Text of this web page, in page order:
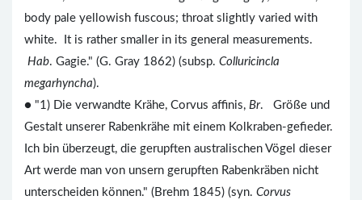
body pale yellowish fuscous; throat slightly varied with
white. It is rather smaller in its general measurements.
Hab. Gagie." (G. Gray 1862) (subsp. Colluricincla
megarhyncha).
● "1) Die verwandte Krähe, Corvus affinis, Br. Größe und
Gestalt unserer Rabenkrähe mit einem Kolkraben-gefieder.
Ich bin überzeugt, die gerupften australischen Vögel dieser
Art werde man von unsern gerupften Rabenkräben nicht
unterscheiden können." (Brehm 1845) (syn. Corvus